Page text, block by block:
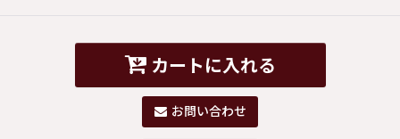
カートに入れる
お問い合わせ